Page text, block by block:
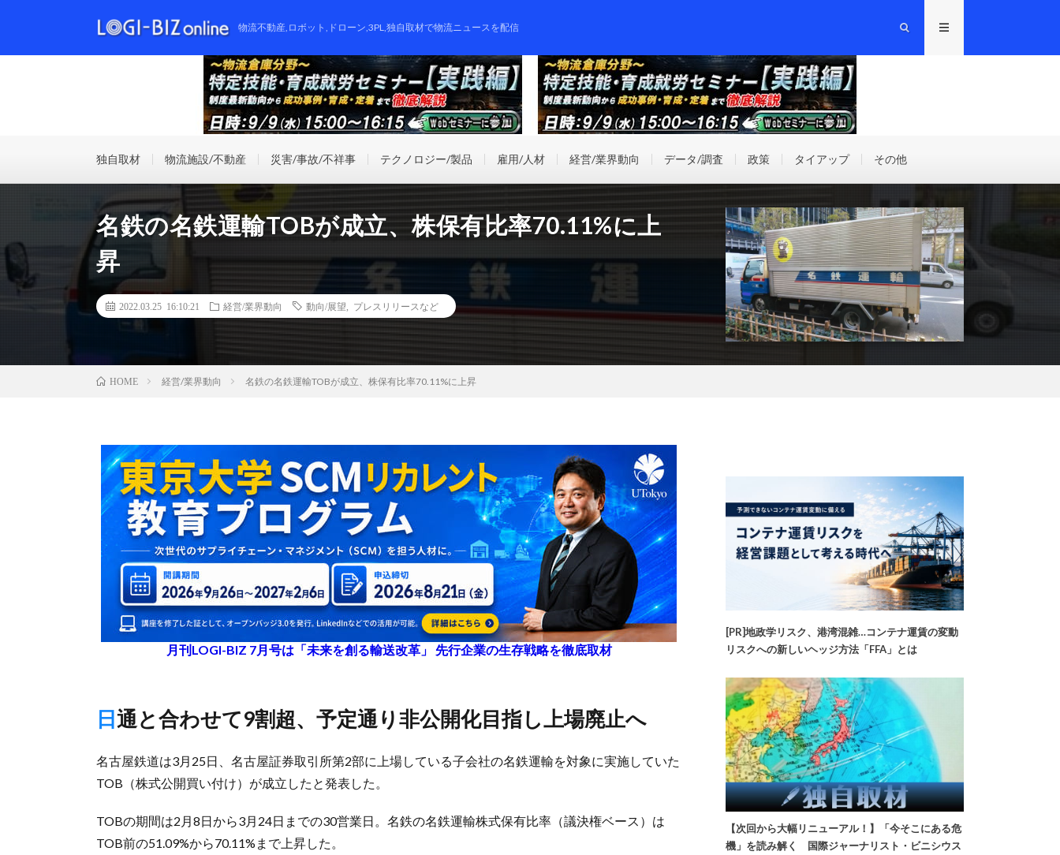
物流不動産,ロボット,ドローン,3PL,独自取材で物流ニュースを配信
独自取材 物流施設/不動産 災害/事故/不祥事 テクノロジー/製品 雇用/人材 経営/業界動向 データ/調査 政策 タイアップ その他
名鉄の名鉄運輸TOBが成立、株保有比率70.11%に上
昇
2022.03.25 16:10:21 経営/業界動向 動向/展望 プレスリリースなど
HOME 経営/業界動向 名鉄の名鉄運輸TOBが成立、株保有比率70.11%に上昇
月刊LOGI-BIZ 7月号は「未来を創る輸送改革」 先行企業の生存戦略を徹底取材
日通と合わせて9割超、予定通り非公開化目指し上場廃止へ
名古屋鉄道は3月25日、名古屋証券取引所第2部に上場している子会社の名鉄運輸を対象に実施していた
TOB（株式公開買い付け）が成立したと発表した。
TOBの期間は2月8日から3月24日までの30営業日。名鉄の名鉄運輸株式保有比率（議決権ベース）は
TOB前の51.09%から70.11%まで上昇した。
[PR]地政学リスク、港湾混雑…コンテナ運賃の変動
リスクへの新しいヘッジ方法「FFA」とは
【次回から大幅リニューアル！】「今そこにある危
機」を読み解く 国際ジャーナリスト・ビニシウス